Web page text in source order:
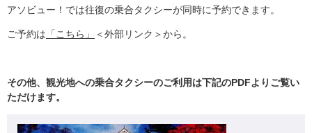
アソビュー！では往復の乗合タクシーが同時に予約できます。
ご予約は 「こちら」 ＜外部リンク＞から。
その他、観光地への乗合タクシーのご利用は下記のPDFよりご覧い
ただけます。